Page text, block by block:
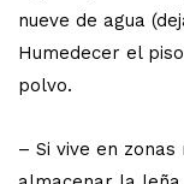
nueve de agua
Humedecer el
polvo.
– Si vive en